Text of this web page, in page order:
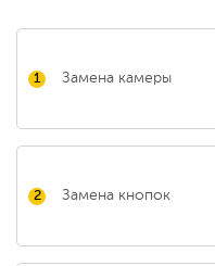
1 Замена камеры
2 Замена кнопок